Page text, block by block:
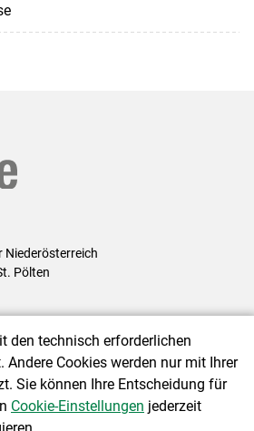
Pölten
|Barrierefreiheit|
den technisch erforderlichen
Andere Cookies werden nur mit Ihrer
Sie können Ihre Entscheidung für
Cookie-Einstellungen jederzeit